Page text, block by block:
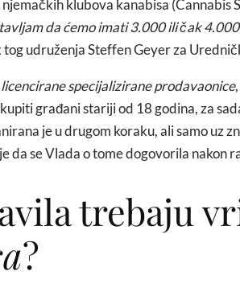
klubova kanabisa (Cannabis
da ćemo imati 3.000 ili čak
udruženja Steffen Geyer za
licencirane specijalizirane prodavaonice
građani stariji od 18 godina, za
je u drugom koraku, ali samo uz
da se Vlada o tome dogovorila nakon
trebaju
?